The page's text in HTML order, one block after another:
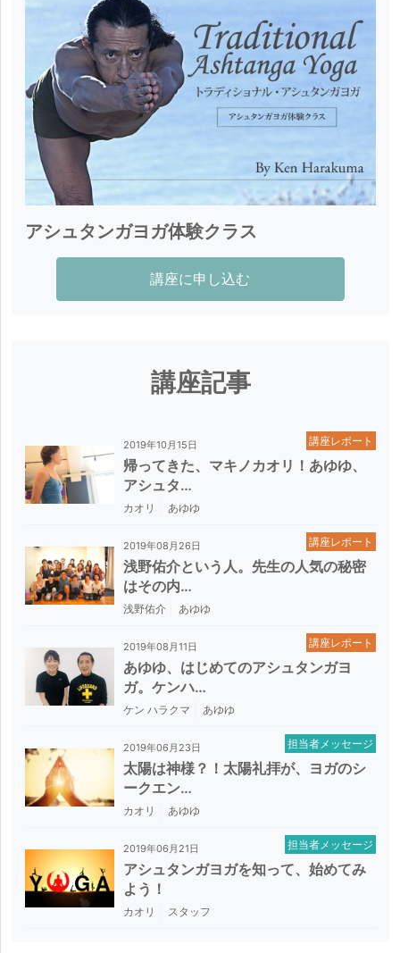
に日本のヨガ界を牽引し続けている。
タイ国バンコクワトポー寺院にて古式タイマッサージ
のセラピー資格取得。日本最大ヨガイベントヨガフェ
スタ発起人の一人。 国際ホリスティックセラピー協会
顧問。
一般社団法人アスリートヨガ機構代表理事。
一般社団法人日本キッズヨガ協会理事。
日本ヨガアーサナスポーツ連盟理事。
公益社団法人アスリートヨガ事務局長。著書にヨガラ
イフ（春秋社）、ココロヨガ（セブン&アイ出版）、
ヨガから始まる（朝日出版）他多数。
アシュタンガヨガ体験クラス
講座に申し込む
講座記事
2019年10月15日
帰ってきた、マキノカオリ！あゆゆ、
アシュタ…
カオリ あゆゆ
講座レポート
2019年08月26日
浅野佑介という人。先生の人気の秘密
はその内…
浅野佑介 あゆゆ
講座レポート
2019年08月11日
あゆゆ、はじめてのアシュタンガヨ
ガ。ケンハ…
ケン ハラクマ あゆゆ
講座レポート
2019年06月23日
太陽は神様？！太陽礼拝が、ヨガのシ
ークエン…
カオリ あゆゆ
担当者メッセージ
2019年06月21日
アシュタンガヨガを知って、始めてみ
よう！
カオリ スタッフ
担当者メッセージ